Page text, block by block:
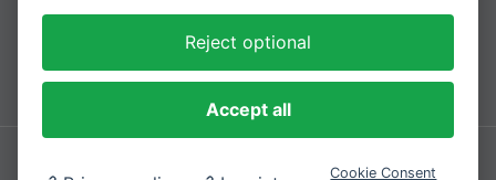
field
Reject optional
Accept all
Cookie Consent